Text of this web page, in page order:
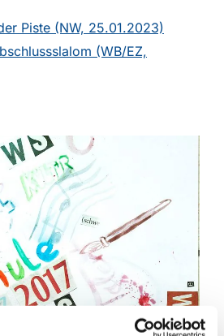
Piste (NW, 25.01.2023)
(WB/EZ,